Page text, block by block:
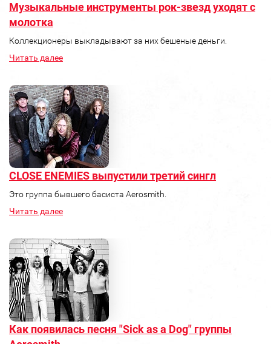
Музыкальные инструменты рок-звезд уходят с
молотка
Коллекционеры выкладывают за них бешеные деньги.
Читать далее
CLOSE ENEMIES выпустили третий сингл
Это группа бывшего басиста Aerosmith.
Читать далее
Как появилась песня "Sick as a Dog" группы